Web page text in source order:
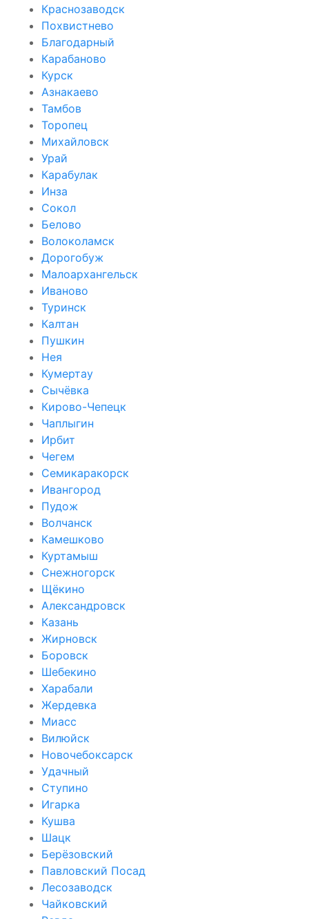
Краснозаводск
Похвистнево
Благодарный
Карабаново
Курск
Азнакаево
Тамбов
Торопец
Михайловск
Урай
Карабулак
Инза
Сокол
Белово
Волоколамск
Дорогобуж
Малоархангельск
Иваново
Туринск
Калтан
Пушкин
Нея
Кумертау
Сычёвка
Кирово-Чепецк
Чаплыгин
Ирбит
Чегем
Семикаракорск
Ивангород
Пудож
Волчанск
Камешково
Куртамыш
Снежногорск
Щёкино
Александровск
Казань
Жирновск
Боровск
Шебекино
Харабали
Жердевка
Миасс
Вилюйск
Новочебоксарск
Удачный
Ступино
Игарка
Кушва
Шацк
Берёзовский
Павловский Посад
Лесозаводск
Чайковский